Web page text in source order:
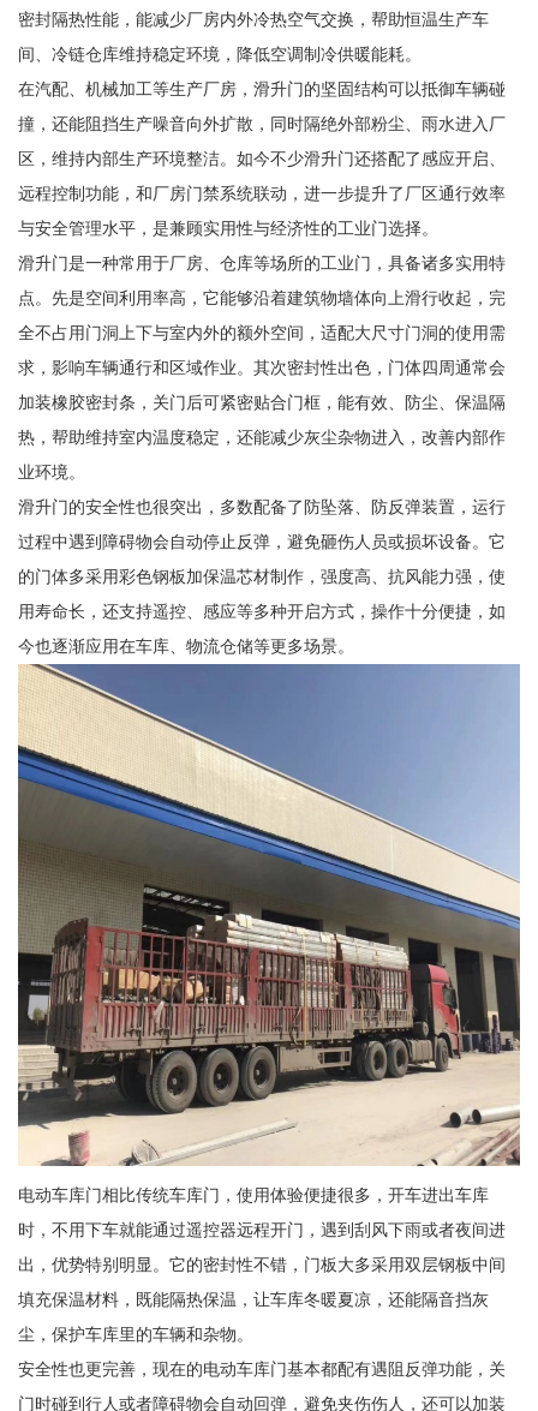
密封隔热性能，能减少厂房内外冷热空气交换，帮助恒温生产车
间、冷链仓库维持稳定环境，降低空调制冷供暖能耗。
在汽配、机械加工等生产厂房，滑升门的坚固结构可以抵御车辆碰
撞，还能阻挡生产噪音向外扩散，同时隔绝外部粉尘、雨水进入厂
区，维持内部生产环境整洁。如今不少滑升门还搭配了感应开启、
远程控制功能，和厂房门禁系统联动，进一步提升了厂区通行效率
与安全管理水平，是兼顾实用性与经济性的工业门选择。
滑升门是一种常用于厂房、仓库等场所的工业门，具备诸多实用特
点。先是空间利用率高，它能够沿着建筑物墙体向上滑行收起，完
全不占用门洞上下与室内外的额外空间，适配大尺寸门洞的使用需
求，影响车辆通行和区域作业。其次密封性出色，门体四周通常会
加装橡胶密封条，关门后可紧密贴合门框，能有效、防尘、保温隔
热，帮助维持室内温度稳定，还能减少灰尘杂物进入，改善内部作
业环境。
滑升门的安全性也很突出，多数配备了防坠落、防反弹装置，运行
过程中遇到障碍物会自动停止反弹，避免砸伤人员或损坏设备。它
的门体多采用彩色钢板加保温芯材制作，强度高、抗风能力强，使
用寿命长，还支持遥控、感应等多种开启方式，操作十分便捷，如
今也逐渐应用在车库、物流仓储等更多场景。
电动车库门相比传统车库门，使用体验便捷很多，开车进出车库
时，不用下车就能通过遥控器远程开门，遇到刮风下雨或者夜间进
出，优势特别明显。它的密封性不错，门板大多采用双层钢板中间
填充保温材料，既能隔热保温，让车库冬暖夏凉，还能隔音挡灰
尘，保护车库里的车辆和杂物。
安全性也更完善，现在的电动车库门基本都配有遇阻反弹功能，关
门时碰到行人或者障碍物会自动回弹，避免夹伤伤人，还可以加装